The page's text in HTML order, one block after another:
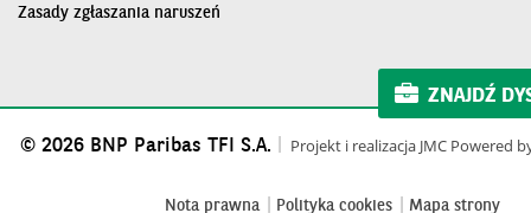
Zasady zgłaszania naruszeń
ZNAJDŹ
© 2026 BNP Paribas TFI S.A.
Projekt i realizacja JMC Powered
Nota prawna Polityka cookies Mapa strony